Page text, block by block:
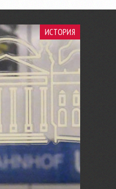
ИСТОРИЯ